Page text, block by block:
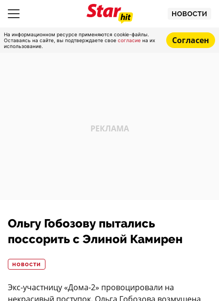
НОВОСТИ
На информационном ресурсе применяются cookie-файлы.
Оставаясь на сайте, вы подтверждаете свое согласие на их
использование.
Согласен
Ольгу Гобозову пытались
поссорить с Элиной Камирен
НОВОСТИ
Экс-участницу «Дома-2» провоцировали на